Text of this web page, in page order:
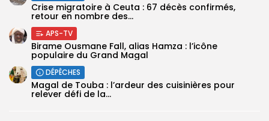
Crise migratoire à Ceuta : 67 décès confirmés,
retour en nombre des...
APS-TV
Birame Ousmane Fall, alias Hamza : l’icône
populaire du Grand Magal
DÉPÊCHES
Magal de Touba : l’ardeur des cuisinières pour
relever défi de la...